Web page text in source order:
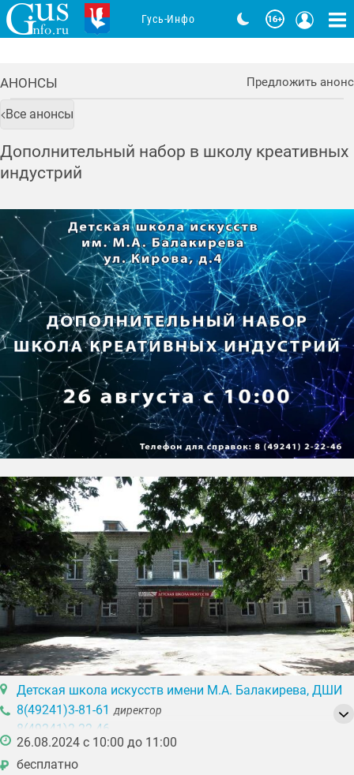
АНОНСЫ Предложить анонс
Все анонсы
Дополнительный набор в школу креативных
индустрий
Детская школа искусств имени М.А. Балакирева, ДШИ
8(49241)3-81-61 директор
8(49241)2-22-46
26.08.2024 с 10:00 до 11:00
бесплатно
₽
Гусь-Инфо